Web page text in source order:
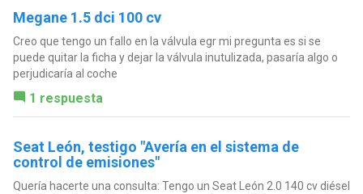
Megane 1.5 dci 100 cv
Creo que tengo un fallo en la válvula egr mi pregunta es si se
puede quitar la ficha y dejar la válvula inutulizada, pasaría algo o
perjudicaría al coche
1 respuesta
Seat León, testigo "Avería en el sistema de
control de emisiones"
Quería hacerte una consulta: Tengo un Seat León 2.0 140 cv diésel